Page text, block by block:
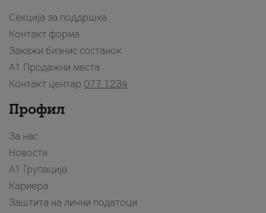
Секција за поддршка
Контакт форма
Закажи бизнис состанок
A1 Продажни места
Контакт центар 077 1234
Профил
За нас
Новости
А1 Групација
Кариера
Заштита на лични податоци